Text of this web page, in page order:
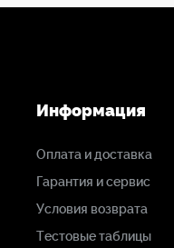
VISCA
Информация
Оплата и доставка
Гарантия и сервис
Условия возврата
Тестовые таблицы